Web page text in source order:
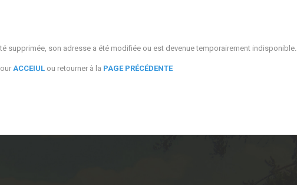
supprimée, son adresse a été modifiée ou est devenue temporairement indisponible.
ACCEIUL ou retourner à la PAGE PRÉCÉDENTE